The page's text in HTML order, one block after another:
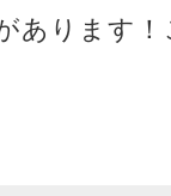
あります